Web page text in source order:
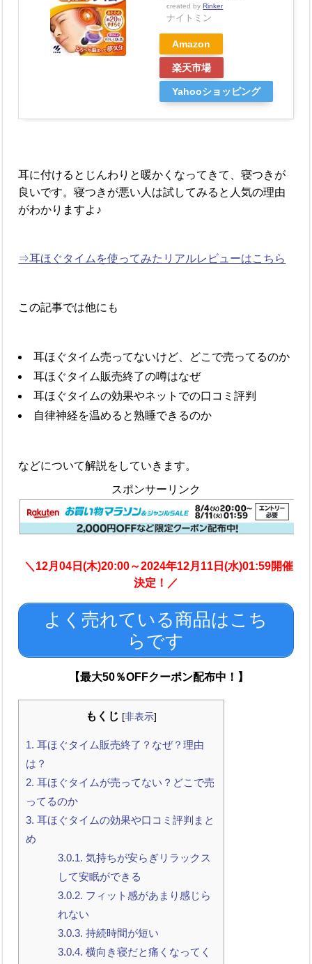
created byRinker
ナイトミン
Amazon
楽天市場
Yahooショッピング
耳に付けるとじんわりと暖かくなってきて、寝つきが
良いです。寝つきが悪い人は試してみると人気の理由
がわかりますよ♪
⇒耳ほぐタイムを使ってみたリアルレビューはこちら
この記事では他にも
耳ほぐタイム売ってないけど、どこで売ってるのか
耳ほぐタイム販売終了の噂はなぜ
耳ほぐタイムの効果やネットでの口コミ評判
自律神経を温めると熟睡できるのか
などについて解説をしていきます。
スポンサーリンク
＼12月04日(木)20:00～2024年12月11日(水)01:59開催
決定！／
よく売れている商品はこち
らです
【最大50％OFFクーポン配布中！】
もくじ [非表示]
1. 耳ほぐタイム販売終了？なぜ？理由
は？
2. 耳ほぐタイムが売ってない？どこで売
ってるのか
3. 耳ほぐタイムの効果や口コミ評判まと
め
3.0.1. 気持ちが安らぎリラックス
して安眠ができる
3.0.2. フィット感があまり感じら
れない
3.0.3. 持続時間が短い
3.0.4. 横向き寝だと痛くなってく